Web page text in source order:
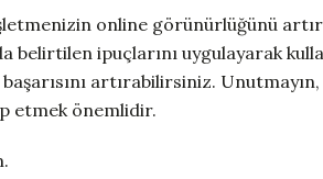
online görünürlüğünü
ipuçlarını uygulayarak
artırabilirsiniz. Unutmayın,
etmek önemlidir.